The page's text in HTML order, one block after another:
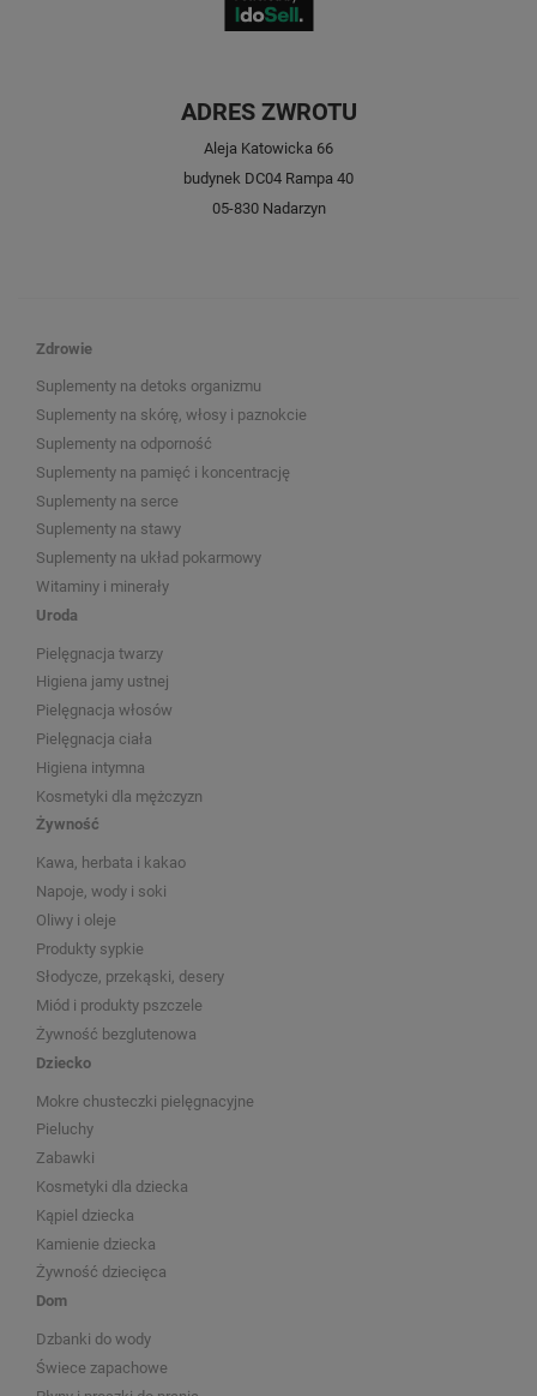
ADRES ZWROTU
Aleja Katowicka 66
budynek DC04 Rampa 40
05-830 Nadarzyn
Zdrowie
Suplementy na detoks organizmu
Suplementy na skórę, włosy i paznokcie
Suplementy na odporność
Suplementy na pamięć i koncentrację
Suplementy na serce
Suplementy na stawy
Suplementy na układ pokarmowy
Witaminy i minerały
Uroda
Pielęgnacja twarzy
Higiena jamy ustnej
Pielęgnacja włosów
Pielęgnacja ciała
Higiena intymna
Kosmetyki dla mężczyzn
Żywność
Kawa, herbata i kakao
Napoje, wody i soki
Oliwy i oleje
Produkty sypkie
Słodycze, przekąski, desery
Miód i produkty pszczele
Żywność bezglutenowa
Dziecko
Mokre chusteczki pielęgnacyjne
Pieluchy
Zabawki
Kosmetyki dla dziecka
Kąpiel dziecka
Kamienie dziecka
Żywność dziecięca
Dom
Dzbanki do wody
Świece zapachowe